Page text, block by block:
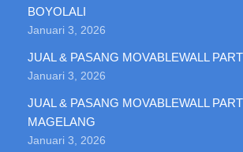
BOYOLALI
Januari 3, 2026
JUAL & PASANG MOVABLEWALL
Januari 3, 2026
JUAL & PASANG MOVABLEWALL
MAGELANG
Januari 3, 2026